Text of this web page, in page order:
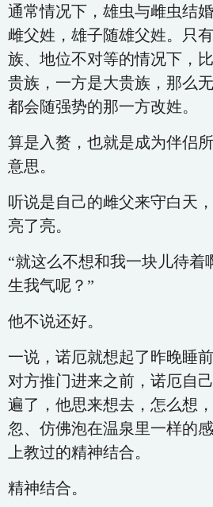
通常情况下，雄虫与雌虫结
雌父姓，雄子随雄父姓。只
族、地位不对等的情况下，
贵族，一方是大贵族，那么
都会随强势的那一方改姓。
算是入赘，也就是成为伴侣
意思。
听说是自己的雌父来守白天
亮了亮。
“就这么不想和我一块儿待着
生我气呢？”
他不说还好。
一说，诺厄就想起了昨晚睡
对方推门进来之前，诺厄自
遍了，他思来想去，怎么想
忽、仿佛泡在温泉里一样的
上教过的精神结合。
精神结合。